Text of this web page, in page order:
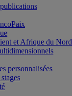
et Afrique du Nord
personnalisées